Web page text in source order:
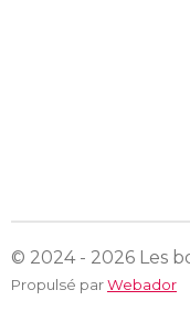
© 2024 - 2026 Les
Propulsé parWebador